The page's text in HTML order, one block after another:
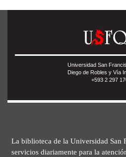
Universidad San
Diego de Robles y Vía
+593 2 297
La biblioteca de la Universidad San
servicios diariamente para la